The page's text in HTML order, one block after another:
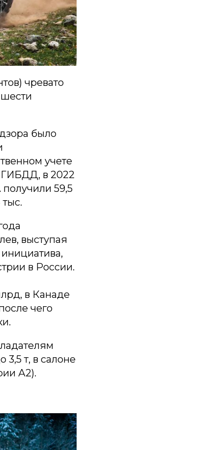
чревато
было
учете
ГИБДД, в 2022
получили 59,5
выступая
в России.
в Канаде
чего
т, в салоне
А2).